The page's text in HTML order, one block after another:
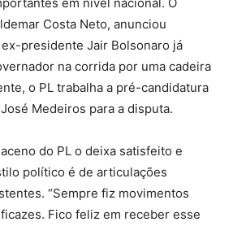
Costa Neto, anunciou
presidente Jair Bolsonaro já
na corrida por uma cadeira
o PL trabalha a pré-candidatura
Medeiros para a disputa.
do PL o deixa satisfeito e
político é de articulações
“Sempre fiz movimentos
Fico feliz em receber esse